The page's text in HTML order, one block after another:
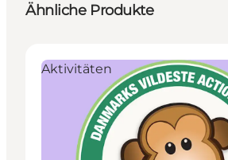
Ähnliche Produkte
Aktivitäten